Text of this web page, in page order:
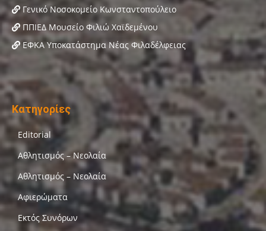
Γενικό Νοσοκομείο Κωνσταντοπούλειο
ΠΠΙΕΔ Μουσείο Φιλιώ Χαϊδεμένου
ΕΦΚΑ Υποκατάστημα Νέας Φιλαδέλφειας
Κατηγορίες
Editorial
Αθλητισμός – Νεολαία
Αθλητισμός – Νεολαία
Αφιερώματα
Εκτός Συνόρων